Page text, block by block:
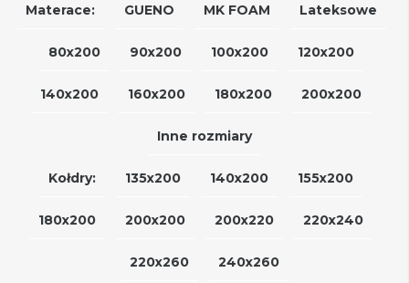
Materace: GUENO MK FOAM Lateksowe
80x200 90x200 100x200 120x200
140x200 160x200 180x200 200x200
Inne rozmiary
Kołdry: 135x200 140x200 155x200
180x200 200x200 200x220 220x240
220x260 240x260